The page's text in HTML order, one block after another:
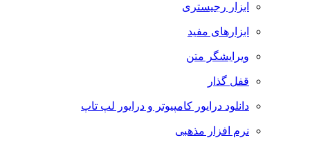
ابزار رجیستری
ابزارهای مفید
ویرایشگر متن
قفل گذار
دانلود درایور کامپیوتر و درایور لپ تاپ
نرم افزار مذهبی